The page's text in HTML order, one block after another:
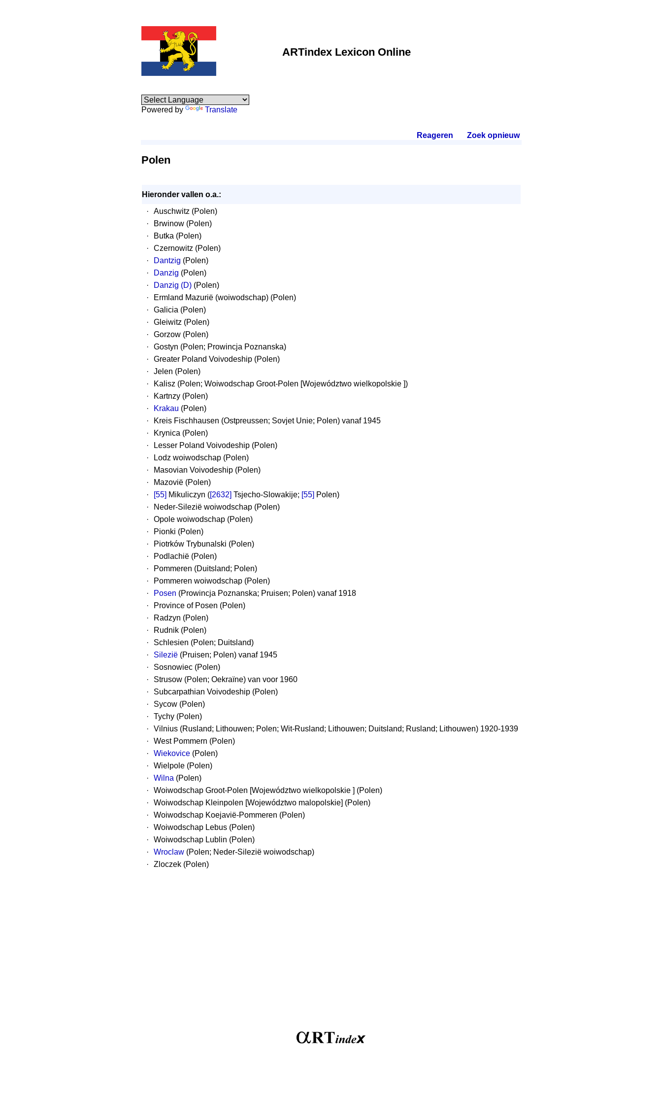
ARTindex Lexicon Online
Powered by Translate
Reageren Zoek opnieuw.
Polen
Hieronder vallen o.a.:
·
Auschwitz (Polen)
·
Brwinow (Polen)
·
Butka (Polen)
·
Czernowitz (Polen)
·
Dantzig (Polen)
·
Danzig (Polen)
·
Danzig (D)(Polen)
·
Ermland Mazurië (woiwodschap) (Polen)
·
Galicia (Polen)
·
Gleiwitz (Polen)
·
Gorzow (Polen)
·
Gostyn (Polen; Prowincja Poznanska)
·
Greater Poland Voivodeship (Polen)
·
Jelen (Polen)
·
Kalisz (Polen; Woiwodschap Groot-Polen [Województwo wielkopolskie ])
·
Kartnzy (Polen)
·
Krakau (Polen)
·
Kreis Fischhausen (Ostpreussen; Sovjet Unie; Polen) vanaf 1945
·
Krynica (Polen)
·
Lesser Poland Voivodeship (Polen)
·
Lodz woiwodschap (Polen)
·
Masovian Voivodeship (Polen)
·
Mazovië (Polen)
·
[55] Mikuliczyn ([2632] Tsjecho-Slowakije; [55] Polen)
·
Neder-Silezië woiwodschap (Polen)
·
Opole woiwodschap (Polen)
·
Pionki (Polen)
·
Piotrków Trybunalski (Polen)
·
Podlachië (Polen)
·
Pommeren (Duitsland; Polen)
·
Pommeren woiwodschap (Polen)
·
Posen (Prowincja Poznanska; Pruisen; Polen) vanaf 1918
·
Province of Posen (Polen)
·
Radzyn (Polen)
·
Rudnik (Polen)
·
Schlesien (Polen; Duitsland)
·
Silezië(Pruisen; Polen) vanaf 1945
·
Sosnowiec (Polen)
·
Strusow (Polen; Oekraïne) van voor 1960
·
Subcarpathian Voivodeship (Polen)
·
Sycow (Polen)
·
Tychy (Polen)
·
Vilnius (Rusland; Lithouwen; Polen; Wit-Rusland; Lithouwen; Duitsland; Rusland; Lithouwen) 1920-1939
·
West Pommern (Polen)
·
Wiekovice(Polen)
·
Wielpole (Polen)
·
Wilna (Polen)
·
Woiwodschap Groot-Polen [Województwo wielkopolskie ] (Polen)
·
Woiwodschap Kleinpolen [Województwo malopolskie] (Polen)
·
Woiwodschap Koejavië-Pommeren (Polen)
·
Woiwodschap Lebus (Polen)
·
Woiwodschap Lublin (Polen)
·
Wroclaw(Polen; Neder-Silezië woiwodschap)
·
Zloczek (Polen)